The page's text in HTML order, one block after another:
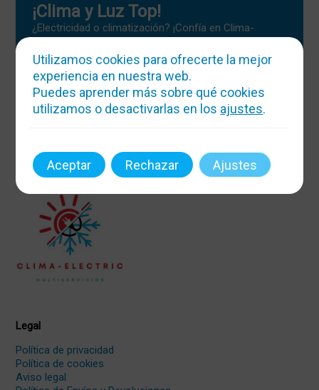
¡Clima y Luz Top!
¿Electricidad o climatización? ¡Confía en Clima-
Electric! Atendemos 24h, hacemos magia con la
temperatura y la energía. ¡Boletines y reformas sin
estrés!
Mas info
Legal
Política de privacidad
Política de cookies
Aviso legal
Utilizamos cookies para ofrecerte la mejor
experiencia en nuestra web.
Puedes aprender más sobre qué cookies
utilizamos o desactivarlas en los ajustes.
Aceptar Rechazar Ajustes